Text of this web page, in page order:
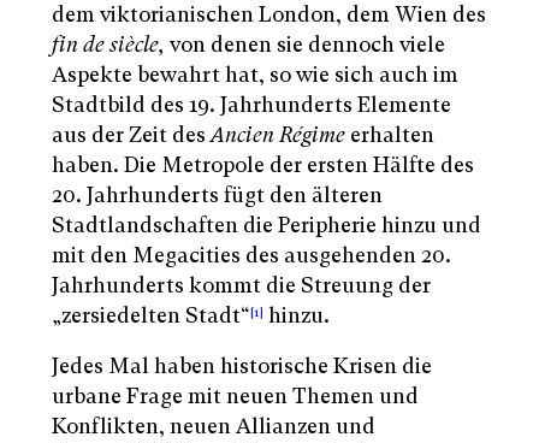
dem viktorianischen London, dem Wien des
fin de siècle, von denen sie dennoch viele
Aspekte bewahrt hat, so wie sich auch im
Stadtbild des 19. Jahrhunderts Elemente
aus der Zeit des Ancien Régime erhalten
haben. Die Metropole der ersten Hälfte des
20. Jahrhunderts fügt den älteren
Stadtlandschaften die Peripherie hinzu und
mit den Megacities des ausgehenden 20.
Jahrhunderts kommt die Streuung der
„zersiedelten Stadt“[1] hinzu.
Jedes Mal haben historische Krisen die
urbane Frage mit neuen Themen und
Konflikten, neuen Allianzen und